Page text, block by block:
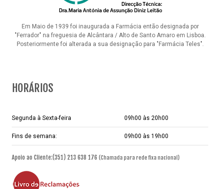
Em Maio de 1939 foi inaugurada a Farmácia então designada por
"Ferrador" na freguesia de Alcântara / Alto de Santo Amaro em Lisboa.
Posteriormente foi alterada a sua designação para "Farmácia Teles".
HORÁRIOS
Segunda à Sexta-feira 09h00 às 20h00
Fins de semana: 09h00 às 19h00
Apoio ao Cliente:(351) 213 638 176 (Chamada para rede fixa nacional)